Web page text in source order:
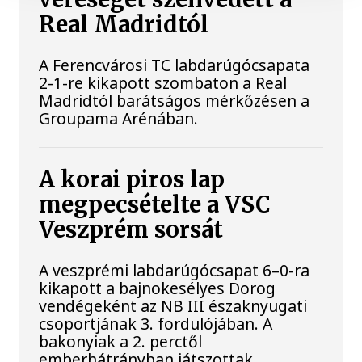
Real Madridtól
A Ferencvárosi TC labdarúgócsapata
2-1-re kikapott szombaton a Real
Madridtól barátságos mérkőzésen a
Groupama Arénában.
A korai piros lap
megpecsételte a VSC
Veszprém sorsát
A veszprémi labdarúgócsapat 6–0-ra
kikapott a bajnokesélyes Dorog
vendégeként az NB III északnyugati
csoportjának 3. fordulójában. A
bakonyiak a 2. perctől